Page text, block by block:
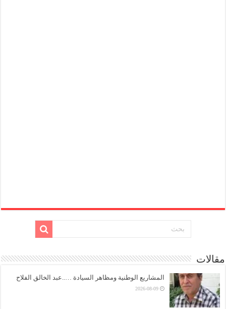
مقالات
المشاريع الوطنية ومظاهر السيادة …..عبد الخالق الفلاح
2026-08-09